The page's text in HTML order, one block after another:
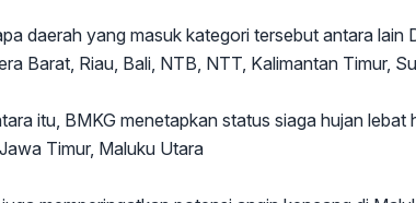
daerah yang masuk kategori tersebut antara
Barat, Riau, Bali, NTB, NTT, Kalimantan Timur,
itu, BMKG menetapkan status siaga hujan
Timur, Maluku Utara